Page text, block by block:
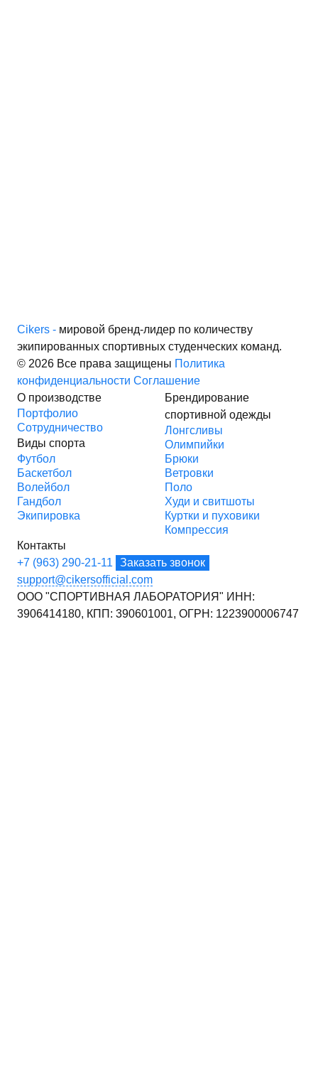
Cikers - мировой бренд-лидер по количеству
экипированных спортивных студенческих команд.
© 2026 Все права защищены Политика
конфиденциальности Соглашение
О производстве
Портфолио
Сотрудничество
Виды спорта
Футбол
Баскетбол
Волейбол
Гандбол
Экипировка
Брендирование
спортивной одежды
Лонгсливы
Олимпийки
Брюки
Ветровки
Поло
Худи и свитшоты
Куртки и пуховики
Компрессия
Контакты
+7 (963) 290-21-11
Заказать звонок
support@cikersofficial.com
ООО "СПОРТИВНАЯ ЛАБОРАТОРИЯ" ИНН:
3906414180, КПП: 390601001, ОГРН: 1223900006747